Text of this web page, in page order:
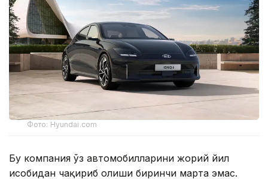
Фото: Нyundai.com
Бу компания ўз автомобилларини жорий йил
ҳисобидан чақириб олиши биринчи марта эмас.